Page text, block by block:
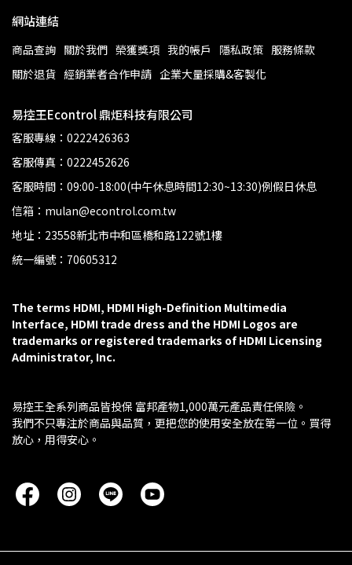
網站連結
商品查詢 關於我們 榮獲獎項 我的帳戶 隱私政策 服務條款
關於退貨 經銷業者合作申請 企業大量採購&客製化
易控王Econtrol 鼎炬科技有限公司
客服專線：0222426363
客服傳真：0222452626
客服時間：09:00-18:00(中午休息時間12:30~13:30)例假日休息
信箱：mulan@econtrol.com.tw
地址：23558新北市中和區橋和路122號1樓
統一編號：70605312
The terms HDMI, HDMI High-Definition Multimedia
Interface, HDMI trade dress and the HDMI Logos are
trademarks or registered trademarks of HDMI Licensing
Administrator, Inc.
易控王全系列商品皆投保 富邦產物1,000萬元產品責任保險。
我們不只專注於商品與品質，更把您的使用安全放在第一位。買得
放心，用得安心。